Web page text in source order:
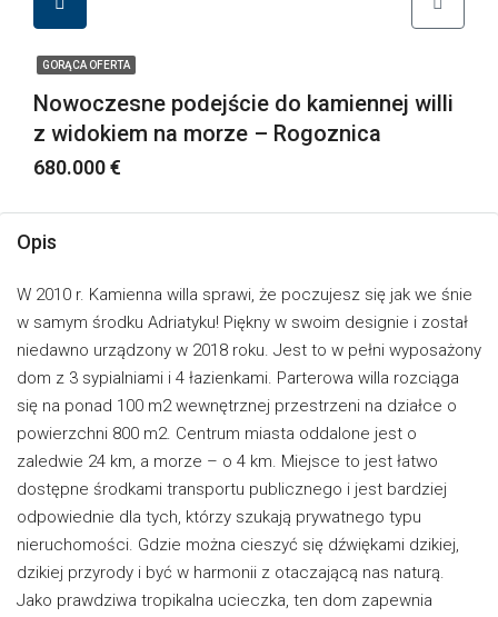
GORĄCA OFERTA
Nowoczesne podejście do kamiennej willi
z widokiem na morze – Rogoznica
680.000 €
Opis
W 2010 r. Kamienna willa sprawi, że poczujesz się jak we śnie
w samym środku Adriatyku! Piękny w swoim designie i został
niedawno urządzony w 2018 roku. Jest to w pełni wyposażony
dom z 3 sypialniami i 4 łazienkami. Parterowa willa rozciąga
się na ponad 100 m2 wewnętrznej przestrzeni na działce o
powierzchni 800 m2. Centrum miasta oddalone jest o
zaledwie 24 km, a morze – o 4 km. Miejsce to jest łatwo
dostępne środkami transportu publicznego i jest bardziej
odpowiednie dla tych, którzy szukają prywatnego typu
nieruchomości. Gdzie można cieszyć się dźwiękami dzikiej,
dzikiej przyrody i być w harmonii z otaczającą nas naturą.
Jako prawdziwa tropikalna ucieczka, ten dom zapewnia